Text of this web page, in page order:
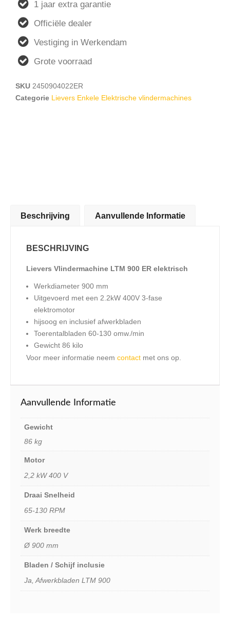
1 jaar extra garantie
Officiële dealer
Vestiging in Werkendam
Grote voorraad
SKU 2450904022ER
Categorie Lievers Enkele Elektrische vlindermachines
Beschrijving Aanvullende Informatie
BESCHRIJVING
Lievers Vlindermachine LTM 900 ER elektrisch
Werkdiameter 900 mm
Uitgevoerd met een 2.2kW 400V 3-fase
elektromotor
hijsoog en inclusief afwerkbladen
Toerentalbladen 60-130 omw./min
Gewicht 86 kilo
Voor meer informatie neem contact met ons op.
Aanvullende Informatie
Gewicht
86 kg
Motor
2,2 kW 400 V
Draai Snelheid
65-130 RPM
Werk breedte
Ø 900 mm
Bladen / Schijf inclusie
Ja, Afwerkbladen LTM 900